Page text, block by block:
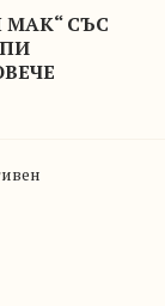
МАК“ СЪС